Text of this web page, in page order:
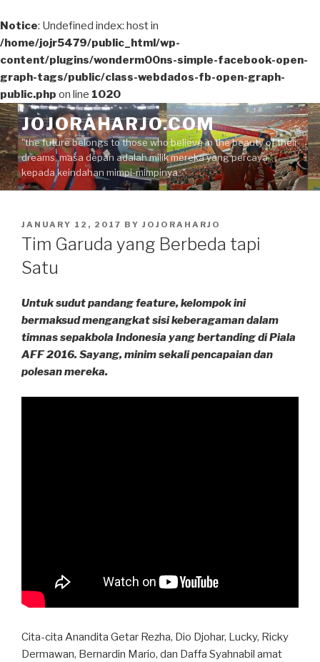
Notice: Undefined index: host in
/home/jojr5479/public_html/wp-
content/plugins/wonderm00ns-simple-facebook-open-
graph-tags/public/class-webdados-fb-open-graph-
public.php on line 1020
Skip
to
content
JOJORAHARJO.COM
"the future belongs to those who believe in the beauty of their
dreams, masa depan adalah milik mereka yang percaya
kepada keindahan mimpi-mimpinya.."
POSTED
ON
JANUARY 12, 2017 BY JOJORAHARJO
Tim Garuda yang Berbeda tapi
Satu
Untuk sudut pandang feature, kelompok ini
bermaksud mengangkat sisi keberagaman dalam
timnas sepakbola Indonesia yang bertanding di Piala
AFF 2016. Sayang, minim sekali pencapaian dan
polesan mereka.
Cita-cita Anandita Getar Rezha, Dio Djohar, Lucky, Ricky
Dermawan, Bernardin Mario, dan Daffa Syahnabil amat